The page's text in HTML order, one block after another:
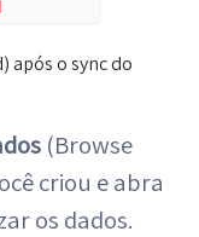
após o sync do
(Browse
criou e abra
os dados.